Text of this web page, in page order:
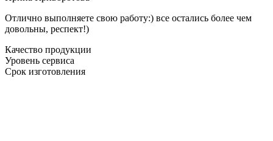
Отлично выполняете свою работу:) все остались более чем
довольны, респект!)
Качество продукции
Уровень сервиса
Срок изготовления